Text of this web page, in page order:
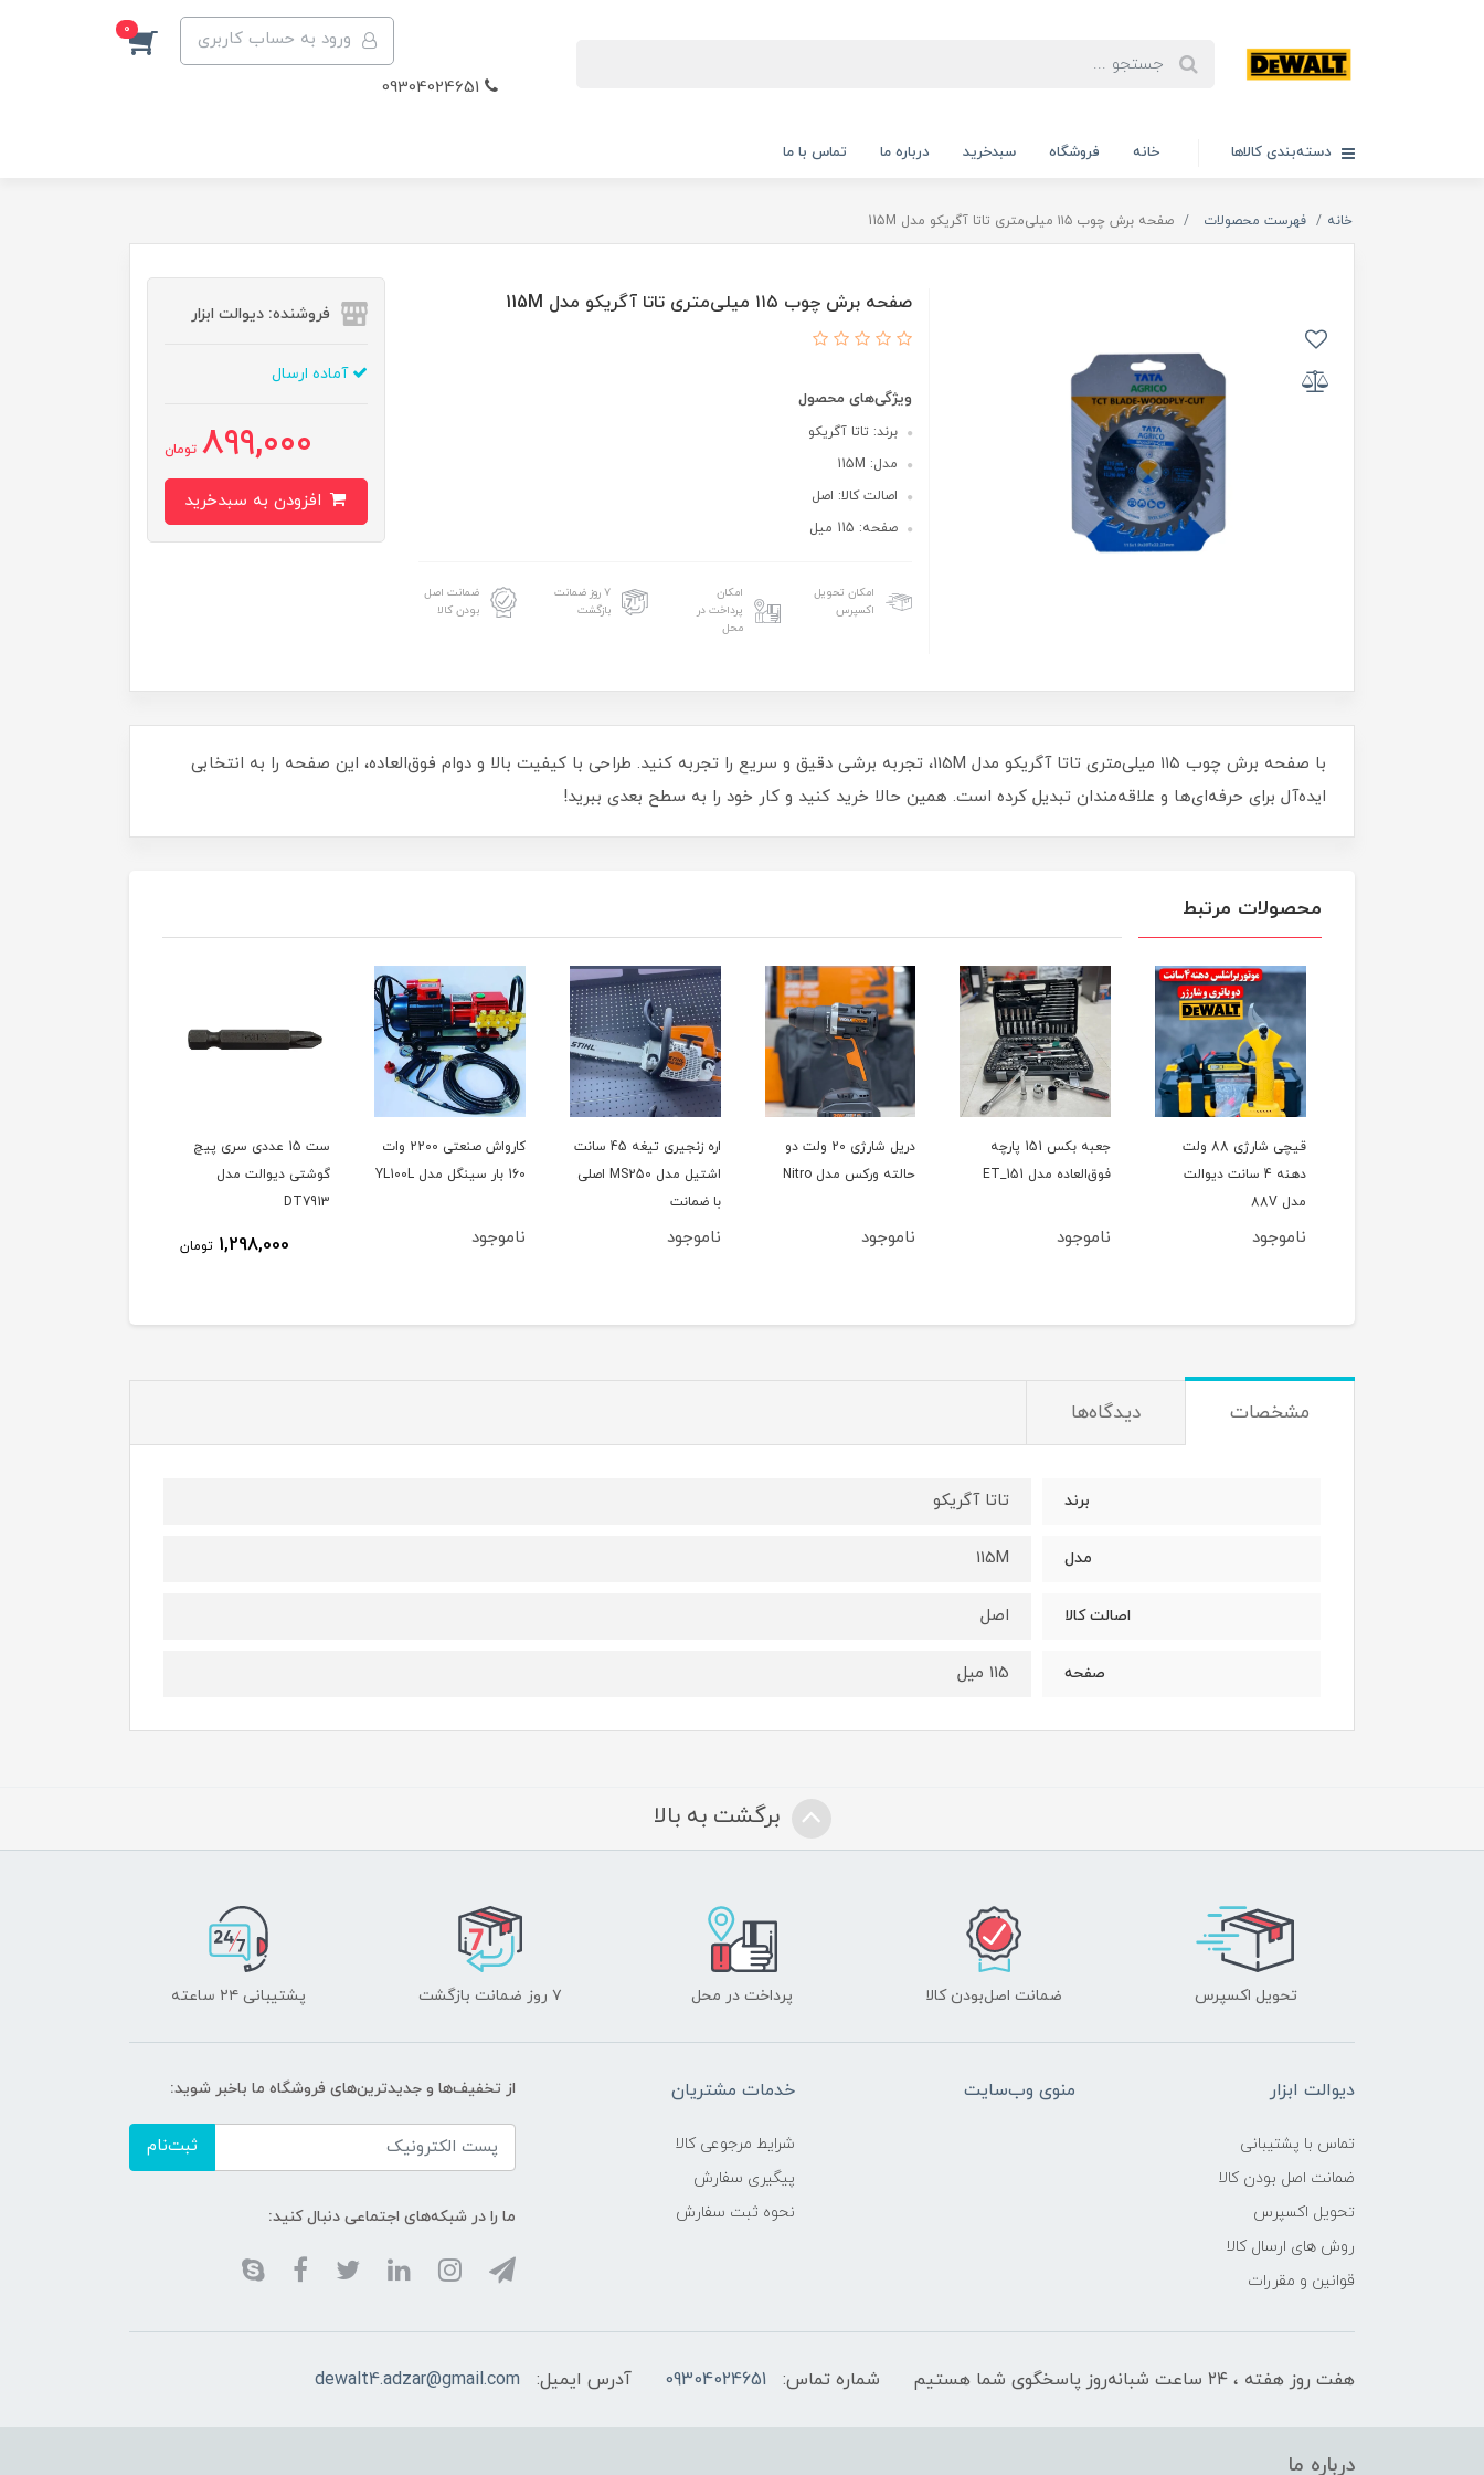
ورود به حساب کاربری 0
دسته‌بندی کالاها خانه فروشگاه سبدخرید درباره ما تماس با ما
خانه فهرست محصولات صفحه برش چوب ۱۱۵ میلی‌متری تاتا آگریکو مدل 115M
صفحه برش چوب ۱۱۵ میلی‌متری تاتا آگریکو مدل 115M
ویژگی‌های محصول
برند: تاتا آگریکو
مدل: 115M
اصالت کالا: اصل
صفحه: 115 میل
امکان تحویل
اکسپرس
امکان
پرداخت در
محل
۷ روز ضمانت
بازگشت
ضمانت اصل
بودن کالا
فروشنده: دیوالت ابزار
آماده ارسال
899,000 تومان
با صفحه برش چوب ۱۱۵ میلی‌متری تاتا آگریکو مدل 115M، تجربه برشی دقیق و سریع را تجربه کنید. طراحی با کیفیت بالا و دوام فوق‌العاده، این صفحه را به انتخابی
ایده‌آل برای حرفه‌ای‌ها و علاقه‌مندان تبدیل کرده است. همین حالا خرید کنید و کار خود را به سطح بعدی ببرید!
محصولات مرتبط
قیچی شارژی 88 ولت
دهنه 4 سانت دیوالت
مدل 88V
ناموجود
جعبه بکس 151 پارچه
فوق‌العاده مدل ET_151
ناموجود
دریل شارژی 20 ولت دو
حالته ورکس مدل Nitro
ناموجود
اره زنجیری تیغه 45 سانت
اشتیل مدل MS250 اصلی
با ضمانت
ناموجود
کارواش صنعتی 2200 وات
160 بار سینگل مدل YL100L
ناموجود
ست 15 عددی سری پیچ
گوشتی دیوالت مدل
DT7913
1,298,000 تومان
مشخصات دیدگاه‌ها
برند تاتا آگریکو
مدل 115M
اصالت کالا اصل
صفحه 115 میل
برگشت به بالا
تحویل اکسپرس ضمانت اصل‌بودن کالا پرداخت در محل ۷ روز ضمانت بازگشت پشتیبانی ۲۴ ساعته
دیوالت ابزار
تماس با پشتیبانی
ضمانت اصل بودن کالا
تحویل اکسپرس
روش های ارسال کالا
قوانین و مقررات
منوی وب‌سایت خدمات مشتریان
شرایط مرجوعی کالا
پیگیری سفارش
نحوه ثبت سفارش
از تخفیف‌ها و جدیدترین‌های فروشگاه ما باخبر شوید:
ثبت‌نام
ما را در شبکه‌های اجتماعی دنبال کنید:
هفت روز هفته ، ۲۴ ساعت شبانه‌روز پاسخگوی شما هستیم شماره تماس: 09304024651 آدرس ایمیل: dewalt4.adzar@gmail.com
درباره ما